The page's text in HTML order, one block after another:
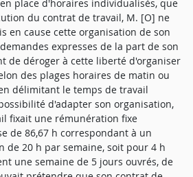
place d'horaires individualisés, que
du contrat de travail, M. [O] ne
en cause cette organisation de son
expresses de la part de son
de déroger à cette liberté d'organiser
des plages horaires de matin ou
délimitant le temps de travail
d'adapter son organisation,
fixait une rémunération fixe
de 86,67 h correspondant à un
de 20 h par semaine, soit pour 4 h
une semaine de 5 jours ouvrés, de